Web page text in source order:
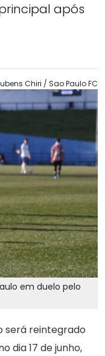
após
Chiri / Sao Paulo FC
em duelo pelo
será reintegrado
dia 17 de junho,